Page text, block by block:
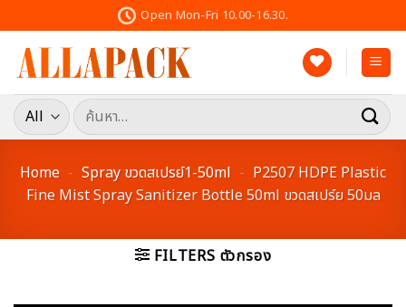
to
content
Open Mon-Fri 10.00-16.30.
ค้นหา:
Home - Spray ขวดสเปรย์1-50ml - P2507 HDPE Plastic
Fine Mist Spray Sanitizer Bottle 50ml ขวดสเปร์ย 50มล
FILTERS ตัวกรอง